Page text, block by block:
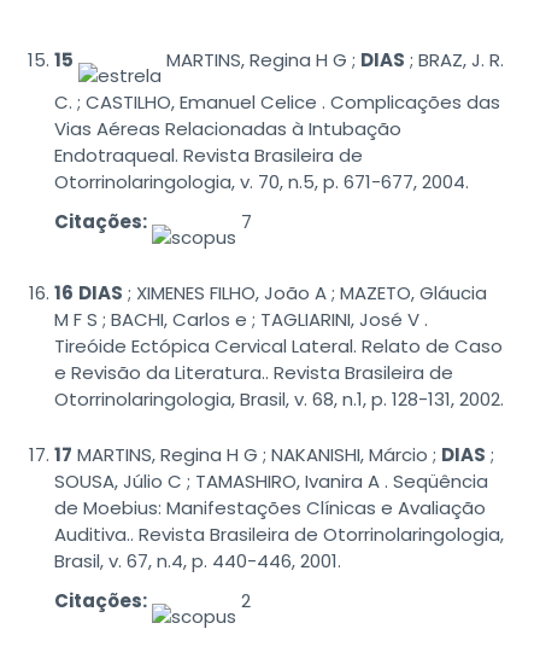
15 MARTINS, Regina H G ; DIAS ; BRAZ, J. R.
C. ; CASTILHO, Emanuel Celice . Complicações das
Vias Aéreas Relacionadas à Intubação
Endotraqueal. Revista Brasileira de
Otorrinolaringologia, v. 70, n.5, p. 671-677, 2004.
Citações:
7
16 DIAS ; XIMENES FILHO, João A ; MAZETO, Gláucia
M F S ; BACHI, Carlos e ; TAGLIARINI, José V .
Tireóide Ectópica Cervical Lateral. Relato de Caso
e Revisão da Literatura.. Revista Brasileira de
Otorrinolaringologia, Brasil, v. 68, n.1, p. 128-131, 2002.
17 MARTINS, Regina H G ; NAKANISHI, Márcio ; DIAS ;
SOUSA, Júlio C ; TAMASHIRO, Ivanira A . Seqüência
de Moebius: Manifestações Clínicas e Avaliação
Auditiva.. Revista Brasileira de Otorrinolaringologia,
Brasil, v. 67, n.4, p. 440-446, 2001.
Citações:
2